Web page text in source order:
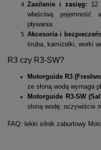
Zasilanie i zasięg: 12
właściwą pojemność
pływania.
Akcesoria i
śruba, kamizelki, worki
R3 czy R3-SW?
Motorguide R3
ze słoną wodą wymaga
Motorguide R3-SW
słoną wodę; oczywiście
FAQ: lekki silnik zaburtowy